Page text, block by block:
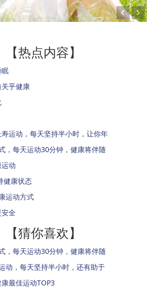
【热点内容】
乎健康
运动，每天坚持半小时，让你年
，每天运动30分钟，健康将伴随
动
健康状态
运动方式
全
【猜你喜欢】
，每天运动30分钟，健康将伴随
动，每天坚持半小时，还有助于
最佳运动TOP3